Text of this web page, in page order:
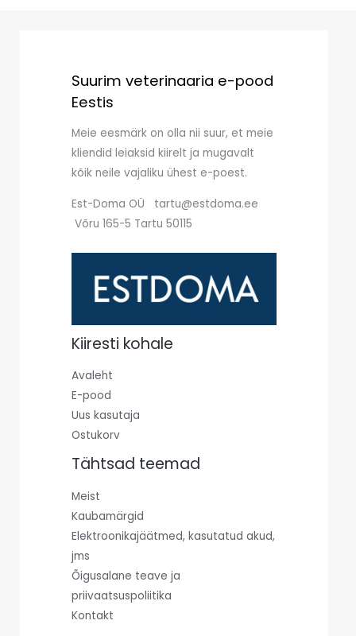
Suurim veterinaaria e-pood
Eestis
Meie eesmärk on olla nii suur, et meie
kliendid leiaksid kiirelt ja mugavalt
kõik neile vajaliku ühest e-poest.
Est-Doma OÜ tartu@estdoma.ee
Võru 165-5 Tartu 50115
Kiiresti kohale
Avaleht
E-pood
Uus kasutaja
Ostukorv
Tähtsad teemad
Meist
Kaubamärgid
Elektroonikajäätmed, kasutatud akud,
jms
Õigusalane teave ja
priivaatsuspoliitika
Kontakt